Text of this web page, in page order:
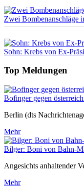
Zwei Bombenanschläge
Sohn: Krebs von Ex-
Top Meldungen
Bofinger gegen
Berlin (dts
Mehr
Bilger: Boni von Bahn-
Angesichts anhaltender
Mehr